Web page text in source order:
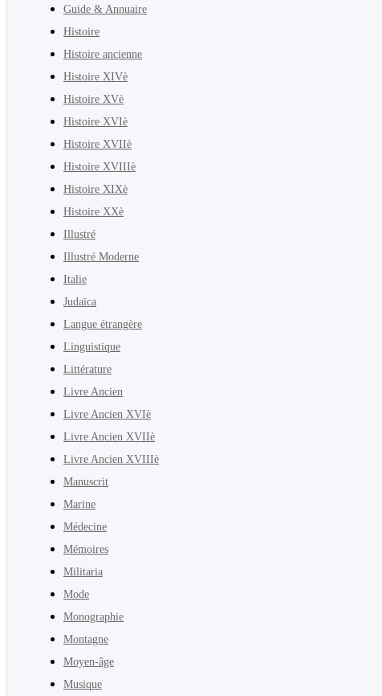
Guide & Annuaire
Histoire
Histoire ancienne
Histoire XIVè
Histoire XVè
Histoire XVIè
Histoire XVIIè
Histoire XVIIIè
Histoire XIXè
Histoire XXè
Illustré
Illustré Moderne
Italie
Judaïca
Langue étrangère
Linguistique
Littérature
Livre Ancien
Livre Ancien XVIè
Livre Ancien XVIIè
Livre Ancien XVIIIè
Manuscrit
Marine
Médecine
Mémoires
Militaria
Mode
Monographie
Montagne
Moyen-âge
Musique